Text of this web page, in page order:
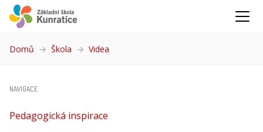
Domů Škola Videa
NAVIGACE
Pedagogická inspirace